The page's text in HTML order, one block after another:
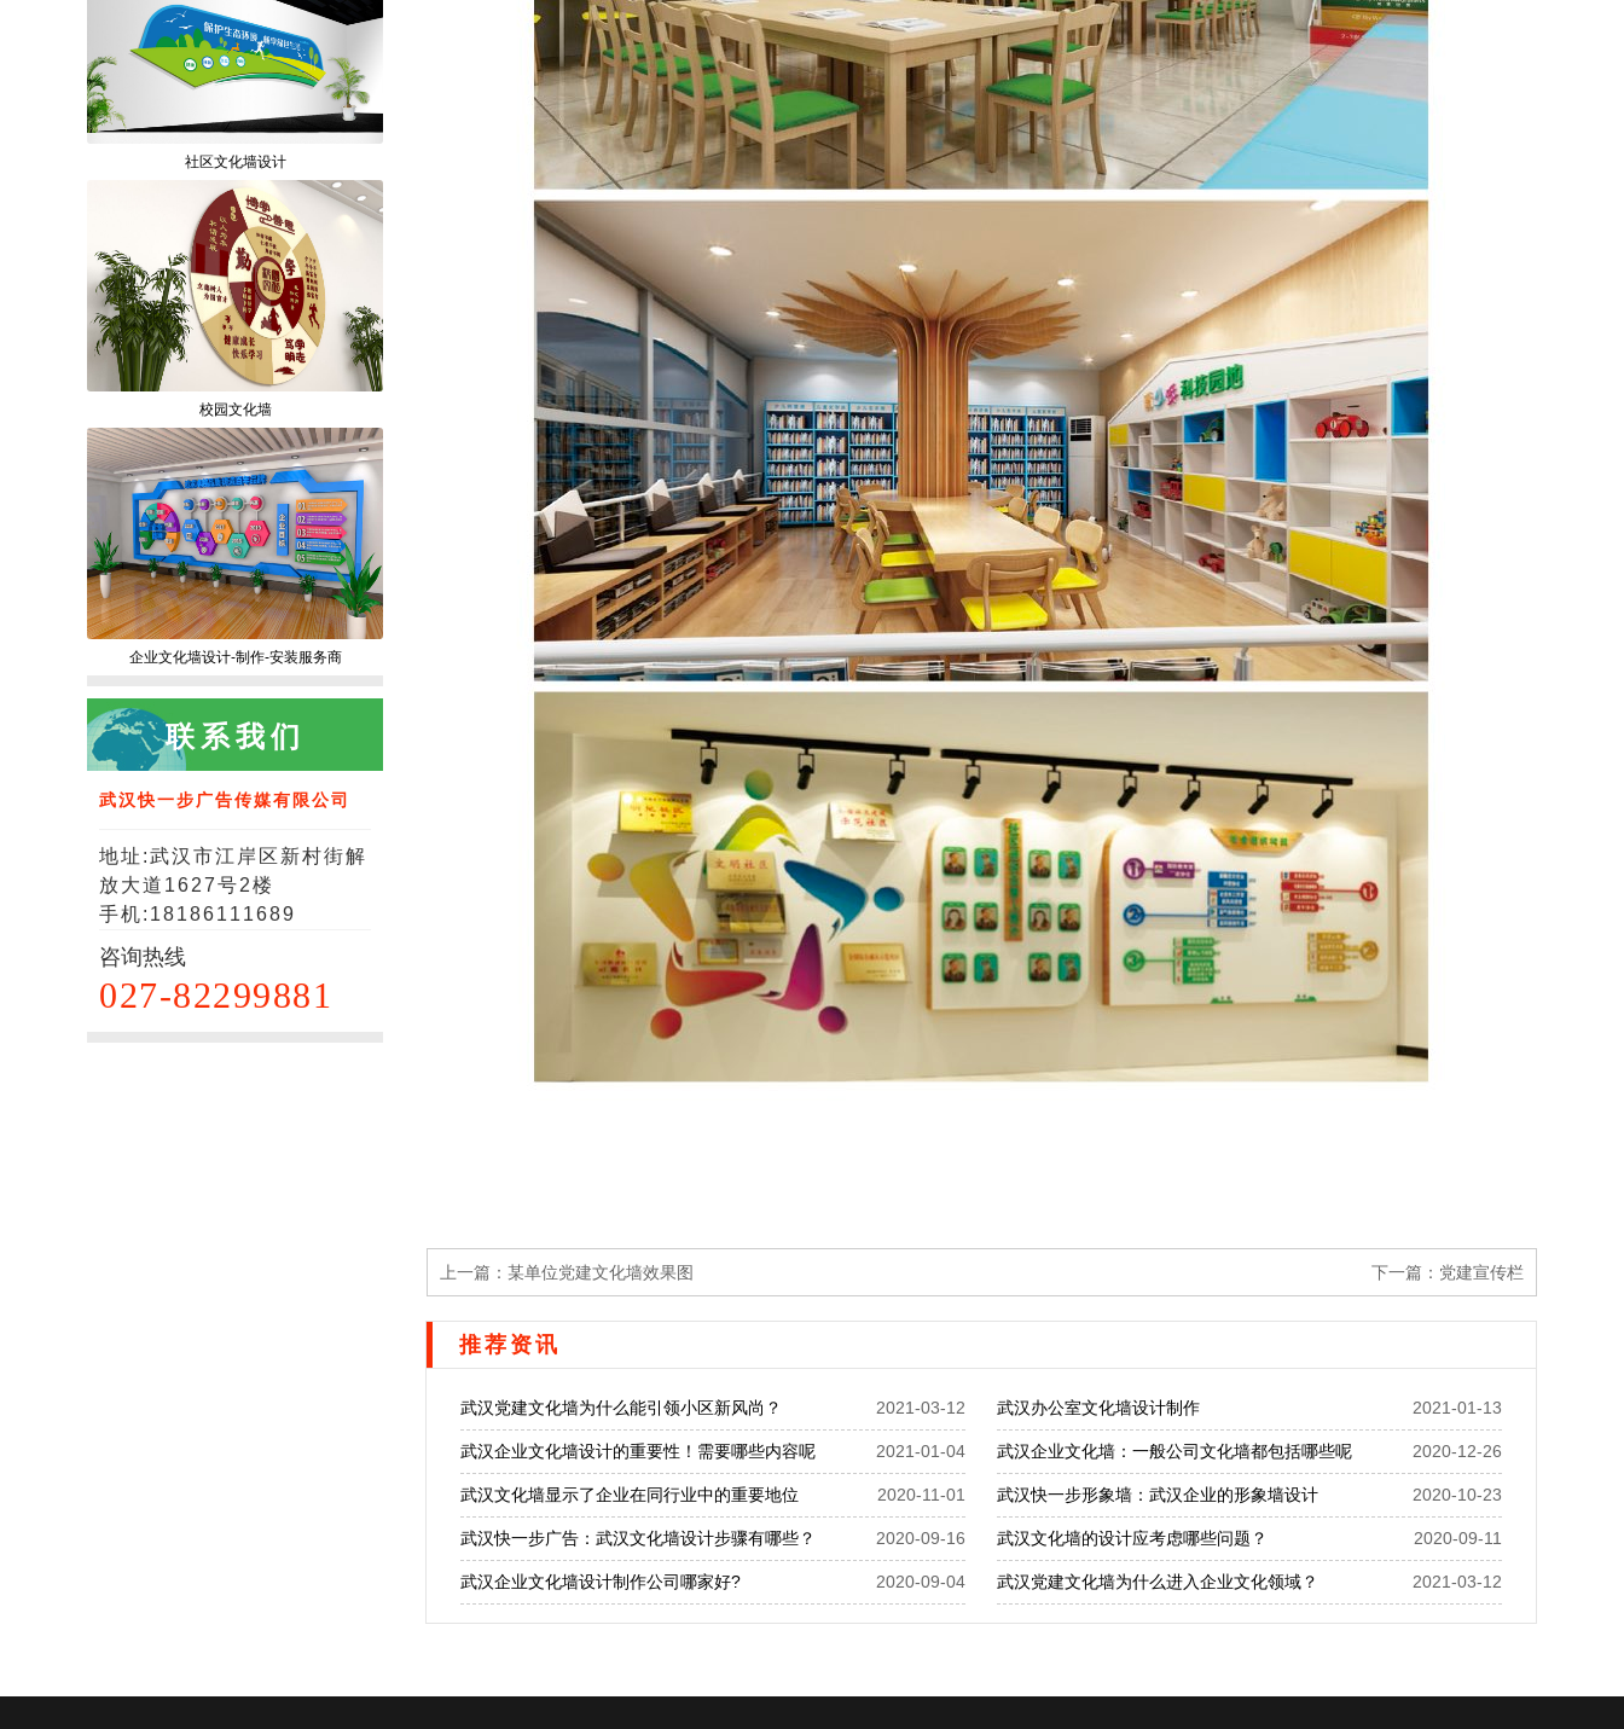
社区文化墙设计
校园文化墙
企业文化墙设计-制作-安装服务商
联系我们
武汉快一步广告传媒有限公司
地址:武汉市江岸区新村街解
放大道1627号2楼
手机:18186111689
咨询热线
027-82299881
上一篇： 某单位党建文化墙效果图 下一篇： 党建宣传栏
推荐资讯
2021-03-12
武汉党建文化墙为什么能引领小区新风尚？ 2021-01-13
武汉办公室文化墙设计制作
2021-01-04
武汉企业文化墙设计的重要性！需要哪些内容呢 2020-12-26
武汉企业文化墙：一般公司文化墙都包括哪些呢
2020-11-01
武汉文化墙显示了企业在同行业中的重要地位 2020-10-23
武汉快一步形象墙：武汉企业的形象墙设计
2020-09-16
武汉快一步广告：武汉文化墙设计步骤有哪些？ 2020-09-11
武汉文化墙的设计应考虑哪些问题？
2020-09-04
武汉企业文化墙设计制作公司哪家好? 2021-03-12
武汉党建文化墙为什么进入企业文化领域？